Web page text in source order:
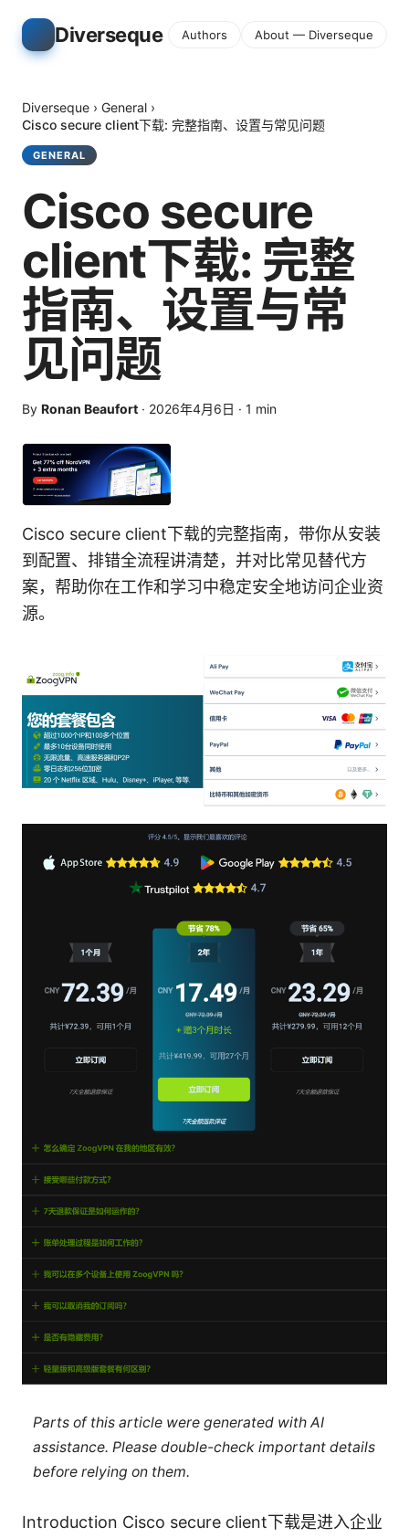
Diverseque Authors About — Diverseque
Diverseque › General ›
Cisco secure client下载: 完整指南、设置与常见问题
GENERAL
Cisco secure
client下载: 完整
指南、设置与常
见问题
By Ronan Beaufort · 2026年4月6日 · 1 min
Cisco secure client下载的完整指南，带你从安装
到配置、排错全流程讲清楚，并对比常见替代方
案，帮助你在工作和学习中稳定安全地访问企业资
源。
Parts of this article were generated with AI
assistance. Please double-check important details
before relying on them.
Introduction Cisco secure client下载是进入企业